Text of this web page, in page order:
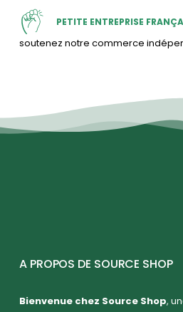
PETITE ENTREPRISE
soutenez notre commerce
A PROPOS DE SOURCE SHOP
Bienvenue chez Source Shop,